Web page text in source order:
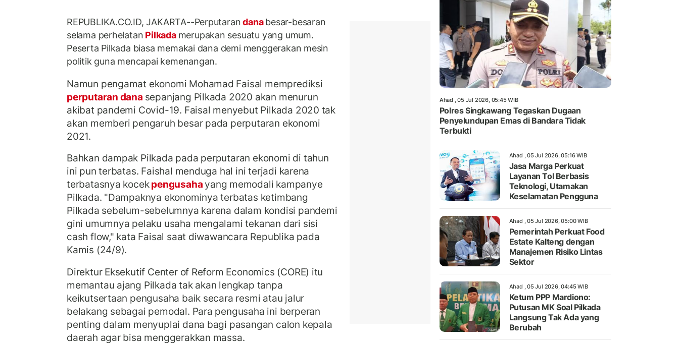
REPUBLIKA.CO.ID, JAKARTA--Perputarandanabesar-besaran
selama perhelatan Pilkada merupakan sesuatu yang umum.
Peserta Pilkada biasa memakai dana demi menggerakan mesin
politik guna mencapai kemenangan.
Namun pengamat ekonomi Mohamad Faisal memprediksi
perputaran dana sepanjang Pilkada 2020 akan menurun
akibat pandemi Covid-19. Faisal menyebut Pilkada 2020 tak
akan memberi pengaruh besar pada perputaran ekonomi
2021.
Bahkan dampak Pilkada pada perputaran ekonomi di tahun
ini pun terbatas. Faishal menduga hal ini terjadi karena
terbatasnya kocekpengusaha yang memodali kampanye
Pilkada. "Dampaknya ekonominya terbatas ketimbang
Pilkada sebelum-sebelumnya karena dalam kondisi pandemi
gini umumnya pelaku usaha mengalami tekanan dari sisi
cash flow," kata Faisal saat diwawancara Republika pada
Kamis (24/9).
Direktur Eksekutif Center of Reform Economics (CORE) itu
memantau ajang Pilkada tak akan lengkap tanpa
keikutsertaan pengusaha baik secara resmi atau jalur
belakang sebagai pemodal. Para pengusaha ini berperan
penting dalam menyuplai dana bagi pasangan calon kepala
daerah agar bisa menggerakkan massa.
Ahad , 05 Jul 2026, 05:45 WIB
Polres Singkawang Tegaskan Dugaan
Penyelundupan Emas di Bandara Tidak
Terbukti
Ahad , 05 Jul 2026, 05:16 WIB
Jasa Marga Perkuat
Layanan Tol Berbasis
Teknologi, Utamakan
Keselamatan Pengguna
Ahad , 05 Jul 2026, 05:00 WIB
Pemerintah Perkuat Food
Estate Kalteng dengan
Manajemen Risiko Lintas
Sektor
Ahad , 05 Jul 2026, 04:45 WIB
Ketum PPP Mardiono:
Putusan MK Soal Pilkada
Langsung Tak Ada yang
Berubah